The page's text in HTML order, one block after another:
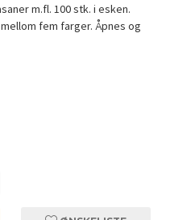
m.fl. 100 stk. i esken.
fem farger. Åpnes og